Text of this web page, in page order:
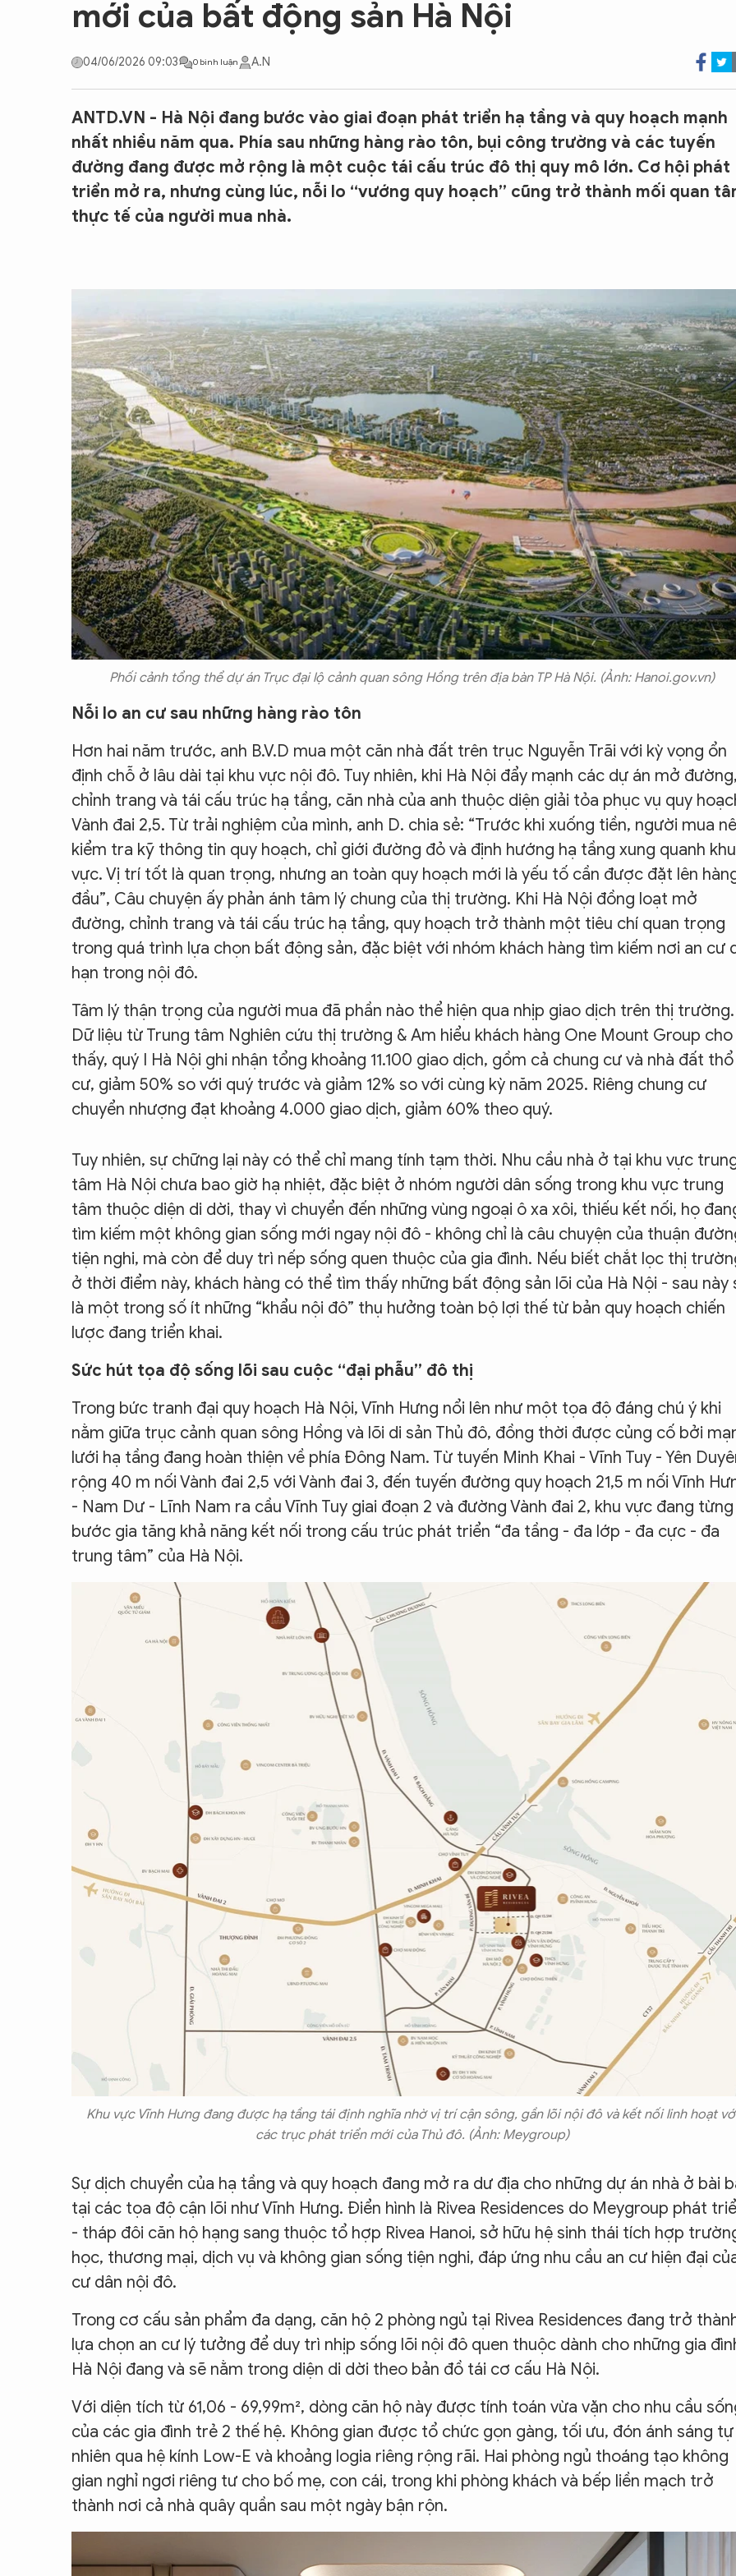
CON ĐƯỜNG KHỞI NGHIỆP
mới của bất động sản Hà Nội
04/06/2026 09:03 0 bình luận A.N
ANTD.VN - Hà Nội đang bước vào giai đoạn phát triển hạ tầng và quy hoạch mạnh
nhất nhiều năm qua. Phía sau những hàng rào tôn, bụi công trường và các tuyến
đường đang được mở rộng là một cuộc tái cấu trúc đô thị quy mô lớn. Cơ hội phát
triển mở ra, nhưng cùng lúc, nỗi lo “vướng quy hoạch” cũng trở thành mối quan
thực tế của người mua nhà.
Phối cảnh tổng thể dự án Trục đại lộ cảnh quan sông Hồng trên địa bàn TP Hà Nội. (Ảnh: Hanoi.gov.vn)
Nỗi lo an cư sau những hàng rào tôn
Hơn hai năm trước, anh B.V.D mua một căn nhà đất trên trục Nguyễn Trãi với kỳ vọng ổn
định chỗ ở lâu dài tại khu vực nội đô. Tuy nhiên, khi Hà Nội đẩy mạnh các dự án mở
chỉnh trang và tái cấu trúc hạ tầng, căn nhà của anh thuộc diện giải tỏa phục vụ quy
Vành đai 2,5. Từ trải nghiệm của mình, anh D. chia sẻ: “Trước khi xuống tiền, người mua
kiểm tra kỹ thông tin quy hoạch, chỉ giới đường đỏ và định hướng hạ tầng xung quanh khu
vực. Vị trí tốt là quan trọng, nhưng an toàn quy hoạch mới là yếu tố cần được đặt lên
đầu”, Câu chuyện ấy phản ánh tâm lý chung của thị trường. Khi Hà Nội đồng loạt mở
đường, chỉnh trang và tái cấu trúc hạ tầng, quy hoạch trở thành một tiêu chí quan trọng
trong quá trình lựa chọn bất động sản, đặc biệt với nhóm khách hàng tìm kiếm nơi an cư
hạn trong nội đô.
Tâm lý thận trọng của người mua đã phần nào thể hiện qua nhịp giao dịch trên thị trường.
Dữ liệu từ Trung tâm Nghiên cứu thị trường & Am hiểu khách hàng One Mount Group cho
thấy, quý I Hà Nội ghi nhận tổng khoảng 11.100 giao dịch, gồm cả chung cư và nhà đất thổ
cư, giảm 50% so với quý trước và giảm 12% so với cùng kỳ năm 2025. Riêng chung cư
chuyển nhượng đạt khoảng 4.000 giao dịch, giảm 60% theo quý.
Tuy nhiên, sự chững lại này có thể chỉ mang tính tạm thời. Nhu cầu nhà ở tại khu vực
tâm Hà Nội chưa bao giờ hạ nhiệt, đặc biệt ở nhóm người dân sống trong khu vực trung
tâm thuộc diện di dời, thay vì chuyển đến những vùng ngoại ô xa xôi, thiếu kết nối, họ
tìm kiếm một không gian sống mới ngay nội đô - không chỉ là câu chuyện của thuận
tiện nghi, mà còn để duy trì nếp sống quen thuộc của gia đình. Nếu biết chắt lọc thị
ở thời điểm này, khách hàng có thể tìm thấy những bất động sản lõi của Hà Nội - sau này
là một trong số ít những “khẩu nội đô” thụ hưởng toàn bộ lợi thế từ bản quy hoạch chiến
lược đang triển khai.
Sức hút tọa độ sống lõi sau cuộc “đại phẫu” đô thị
Trong bức tranh đại quy hoạch Hà Nội, Vĩnh Hưng nổi lên như một tọa độ đáng chú ý khi
nằm giữa trục cảnh quan sông Hồng và lõi di sản Thủ đô, đồng thời được củng cố bởi
lưới hạ tầng đang hoàn thiện về phía Đông Nam. Từ tuyến Minh Khai - Vĩnh Tuy - Yên
rộng 40 m nối Vành đai 2,5 với Vành đai 3, đến tuyến đường quy hoạch 21,5 m nối Vĩnh
- Nam Dư - Lĩnh Nam ra cầu Vĩnh Tuy giai đoạn 2 và đường Vành đai 2, khu vực đang từng
bước gia tăng khả năng kết nối trong cấu trúc phát triển “đa tầng - đa lớp - đa cực - đa
trung tâm” của Hà Nội.
Khu vực Vĩnh Hưng đang được hạ tầng tái định nghĩa nhờ vị trí cận sông, gần lõi nội đô và kết nối linh hoạt
các trục phát triển mới của Thủ đô. (Ảnh: Meygroup)
Sự dịch chuyển của hạ tầng và quy hoạch đang mở ra dư địa cho những dự án nhà ở bài
tại các tọa độ cận lõi như Vĩnh Hưng. Điển hình là Rivea Residences do Meygroup phát
- tháp đôi căn hộ hạng sang thuộc tổ hợp Rivea Hanoi, sở hữu hệ sinh thái tích hợp
học, thương mại, dịch vụ và không gian sống tiện nghi, đáp ứng nhu cầu an cư hiện đại
cư dân nội đô.
Trong cơ cấu sản phẩm đa dạng, căn hộ 2 phòng ngủ tại Rivea Residences đang trở
lựa chọn an cư lý tưởng để duy trì nhịp sống lõi nội đô quen thuộc dành cho những gia
Hà Nội đang và sẽ nằm trong diện di dời theo bản đồ tái cơ cấu Hà Nội.
Với diện tích từ 61,06 - 69,99m², dòng căn hộ này được tính toán vừa vặn cho nhu cầu
của các gia đình trẻ 2 thế hệ. Không gian được tổ chức gọn gàng, tối ưu, đón ánh sáng tự
nhiên qua hệ kính Low-E và khoảng logia riêng rộng rãi. Hai phòng ngủ thoáng tạo không
gian nghỉ ngơi riêng tư cho bố mẹ, con cái, trong khi phòng khách và bếp liền mạch trở
thành nơi cả nhà quây quần sau một ngày bận rộn.